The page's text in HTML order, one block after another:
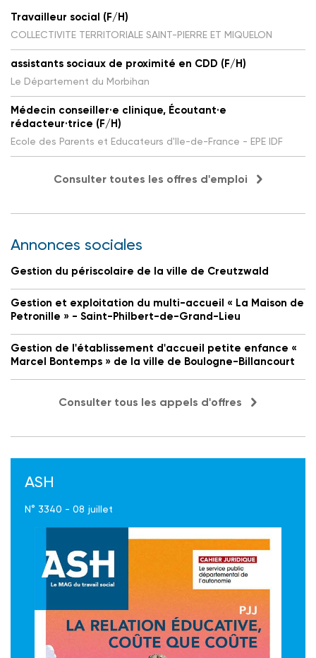
Travailleur social (F/H)
COLLECTIVITE TERRITORIALE SAINT-PIERRE ET MIQUELON
assistants sociaux de proximité en CDD (F/H)
Le Département du Morbihan
Médecin conseiller·e clinique, Écoutant·e
rédacteur·trice (F/H)
Ecole des Parents et Educateurs d'Ile-de-France - EPE IDF
Consulter toutes les offres d'emploi
Annonces sociales
Gestion du périscolaire de la ville de Creutzwald
Gestion et exploitation du multi-accueil « La Maison de
Petronille » - Saint-Philbert-de-Grand-Lieu
Gestion de l'établissement d'accueil petite enfance «
Marcel Bontemps » de la ville de Boulogne-Billancourt
Consulter tous les appels d'offres
ASH
N° 3340 - 08 juillet